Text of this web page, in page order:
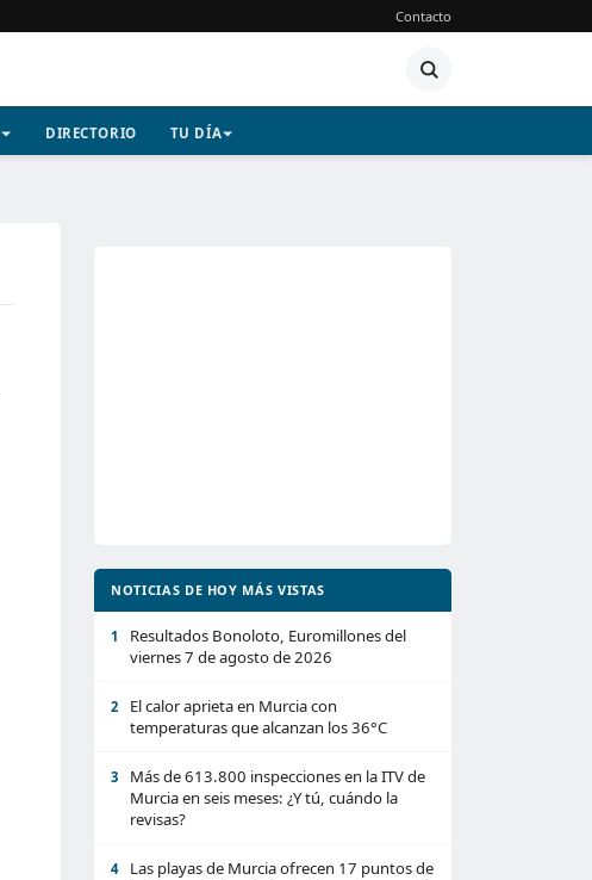
Contacto
DIRECTORIO TU DÍA
NOTICIAS DE HOY MÁS VISTAS
1
Resultados Bonoloto, Euromillones del
viernes 7 de agosto de 2026
2
El calor aprieta en Murcia con
temperaturas que alcanzan los 36°C
3
Más de 613.800 inspecciones en la ITV de
Murcia en seis meses: ¿Y tú, cuándo la
revisas?
4
Las playas de Murcia ofrecen 17 puntos de